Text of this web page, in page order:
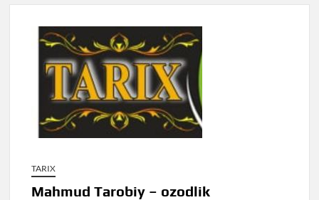
TARIX
Mahmud Tarobiy – ozodlik